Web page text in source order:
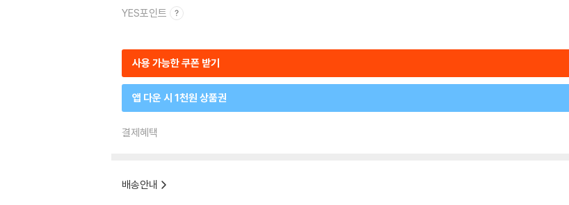
YES포인트
사용 가능한 쿠폰 받기
앱 다운 시 1천원 상품권
결제혜택
배송안내